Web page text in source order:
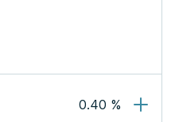
0.40 %